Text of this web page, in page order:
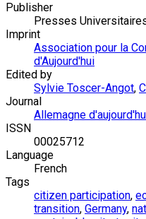
Publisher
Presses
Imprint
Association pour la
d'Aujourd'hui
Edited by
Sylvie Toscer-Angot,
Journal
Allemagne
ISSN
00025712
Language
French
Tags
citizen participation,
transition, Germany,